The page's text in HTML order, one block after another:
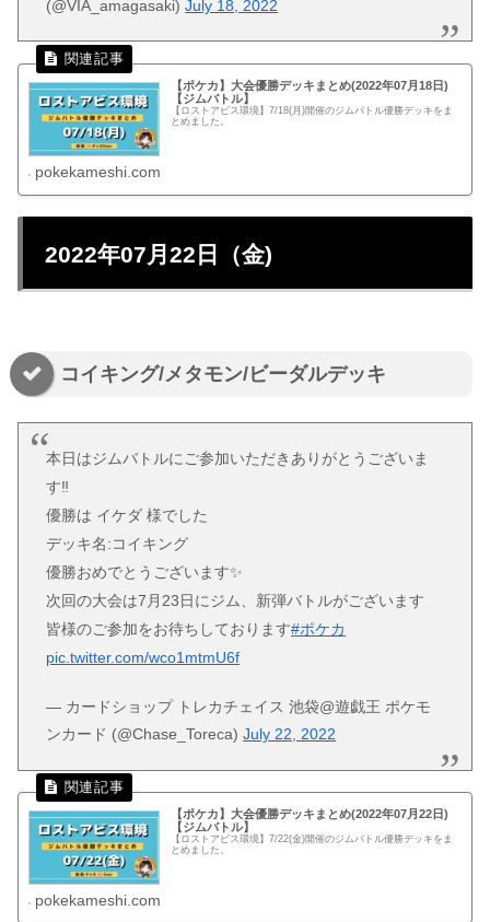
(@VIA_amagasaki)July 18, 2022
【ポケカ】大会優勝デッキまとめ(2022年07月18日)
【ジムバトル】
【ロストアビス環境】7/18(月)開催のジムバトル優勝デッキをま
とめました。
pokekameshi.com
2022年07月22日（金)
コイキング/メタモン/ビーダルデッキ
本日はジムバトルにご参加いただきありがとうございま
す‼
優勝は イケダ 様でした
デッキ名:コイキング
優勝おめでとうございます✨
次回の大会は7月23日にジム、新弾バトルがございます
皆様のご参加をお待ちしております#ポケカ
pic.twitter.com/wco1mtmU6f
— カードショップ トレカチェイス 池袋@遊戯王 ポケモ
ンカード (@Chase_Toreca)July 22, 2022
【ポケカ】大会優勝デッキまとめ(2022年07月22日)
【ジムバトル】
【ロストアビス環境】7/22(金)開催のジムバトル優勝デッキをま
とめました。
pokekameshi.com